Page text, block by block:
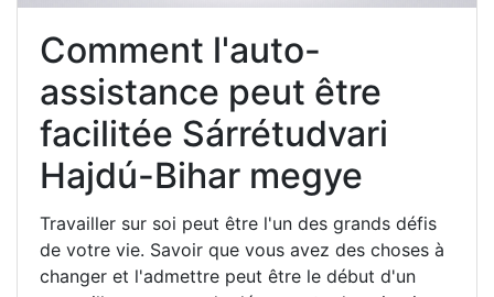
Comment l'auto-
assistance peut être
facilitée Sárrétudvari
Hajdú-Bihar megye
Travailler sur soi peut être l'un des grands défis
de votre vie. Savoir que vous avez des choses à
changer et l'admettre peut être le début d'un